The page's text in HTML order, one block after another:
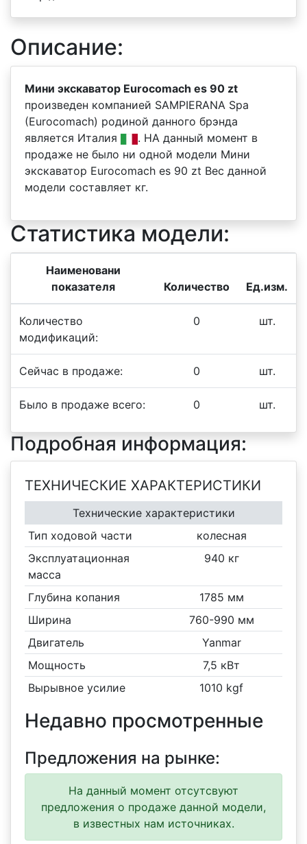
Описание:
Мини экскаватор Eurocomach es 90 zt
произведен компанией SAMPIERANA Spa
(Eurocomach) родиной данного брэнда
является Италия
. НА данный момент в
продаже не было ни одной модели Мини
экскаватор Eurocomach es 90 zt Вес данной
модели составляет кг.
Статистика модели:
Наименовани
показателя
Количество Ед.изм.
Количество
модификаций:
0 шт.
Сейчас в продаже: 0 шт.
Было в продаже всего: 0 шт.
Подробная информация:
ТЕХНИЧЕСКИЕ ХАРАКТЕРИСТИКИ
Технические характеристики
Тип ходовой части
колесная
Эксплуатационная
масса
940 кг
Глубина копания
1785 мм
Ширина
760-990 мм
Двигатель
Yanmar
Мощность
7,5 кВт
Вырывное усилие
1010 kgf
Недавно просмотренные
Предложения на рынке:
На данный момент отсутсвуют
предложения о продаже данной модели,
в известных нам источниках.